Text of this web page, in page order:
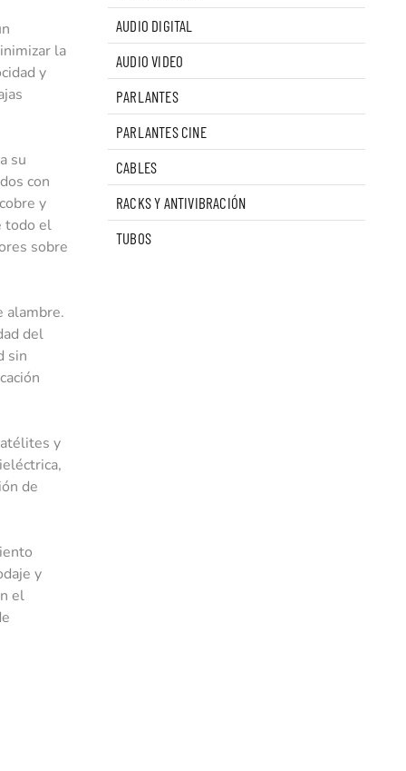
la
y
su
con
y
todo el
sobre
alambre.
del
sin
y
de
y
el
AUDIO DIGITAL
AUDIO VIDEO
PARLANTES
PARLANTES CINE
CABLES
RACKS Y ANTIVIBRACIÓN
TUBOS